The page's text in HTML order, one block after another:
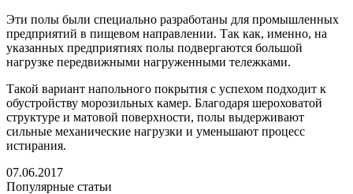
Эти полы были специально разработаны для промышленных
предприятий в пищевом направлении. Так как, именно, на
указанных предприятиях полы подвергаются большой
нагрузке передвижными нагруженными тележками.
Такой вариант напольного покрытия с успехом подходит к
обустройству морозильных камер. Благодаря шероховатой
структуре и матовой поверхности, полы выдерживают
сильные механические нагрузки и уменьшают процесс
истирания.
07.06.2017
Популярные статьи